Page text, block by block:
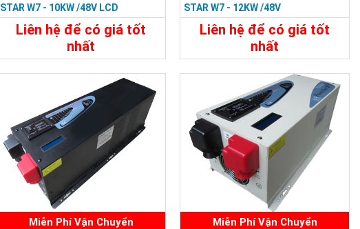
STAR W7 - 10KW /48V LCD
Liên hệ để có giá tốt
nhất
33.588.000đ
Đặt Mua
STAR W7 - 12KW /48V
Liên hệ để có giá tốt
nhất
34.788.000đ
Đặt Mua
Miễn Phí Vận Chuyển Miễn Phí Vận Chuyển